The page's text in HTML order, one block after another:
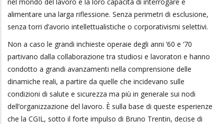
alimentare una larga riflessione. Senza perimetri di esclusione,
senza torri d’avorio intellettualistiche o corporativismi selettivi.
Non a caso le grandi inchieste operaie degli anni ‘60 e ‘70
partivano dalla collaborazione tra studiosi e lavoratori e hanno
condotto a grandi avanzamenti nella comprensione delle
dinamiche reali, a partire da quelle che incidevano sulle
condizioni di salute e sicurezza ma più in generale sui nodi
dell’organizzazione del lavoro. È sulla base di queste esperienze
che la CGIL, sotto il forte impulso di Bruno Trentin, decise di